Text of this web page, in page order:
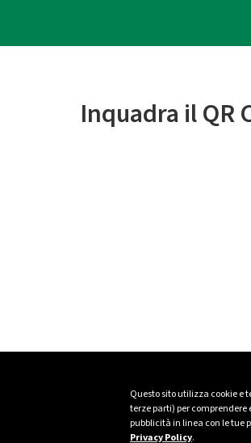
Questo sito utilizza cookie e
terze parti) per comprendere
pubblicità in linea con le tue
Privacy Policy.
Inquadra il QR